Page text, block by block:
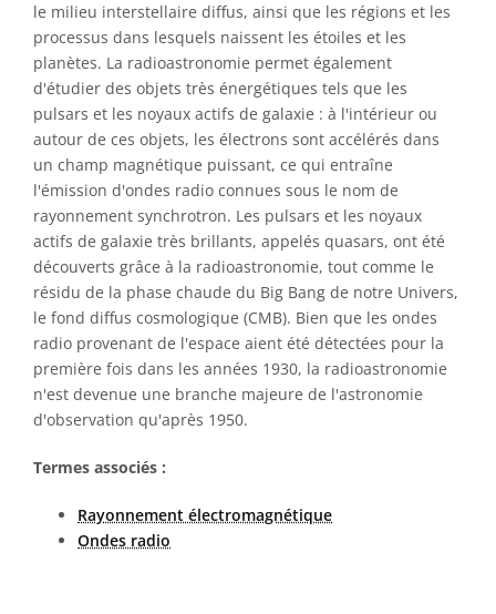
le milieu interstellaire diffus, ainsi que les régions et les
processus dans lesquels naissent les étoiles et les
planètes. La radioastronomie permet également
d'étudier des objets très énergétiques tels que les
pulsars et les noyaux actifs de galaxie : à l'intérieur ou
autour de ces objets, les électrons sont accélérés dans
un champ magnétique puissant, ce qui entraîne
l'émission d'ondes radio connues sous le nom de
rayonnement synchrotron. Les pulsars et les noyaux
actifs de galaxie très brillants, appelés quasars, ont été
découverts grâce à la radioastronomie, tout comme le
résidu de la phase chaude du Big Bang de notre Univers,
le fond diffus cosmologique (CMB). Bien que les ondes
radio provenant de l'espace aient été détectées pour la
première fois dans les années 1930, la radioastronomie
n'est devenue une branche majeure de l'astronomie
d'observation qu'après 1950.
Termes associés :
Rayonnement électromagnétique
Ondes radio